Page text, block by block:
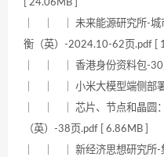
[ 24.06MB ]
｜ ｜ ｜ 未来能源研究所-城
衡（英）-2024.10-62页.pdf [
｜ ｜ ｜ 香港身份资料包-30
｜ ｜ ｜ 小米大模型端侧部
｜ ｜ ｜ 芯片、节点和晶圆
（英）-38页.pdf [ 6.86MB ]
｜ ｜ ｜ 新经济思想研究所-